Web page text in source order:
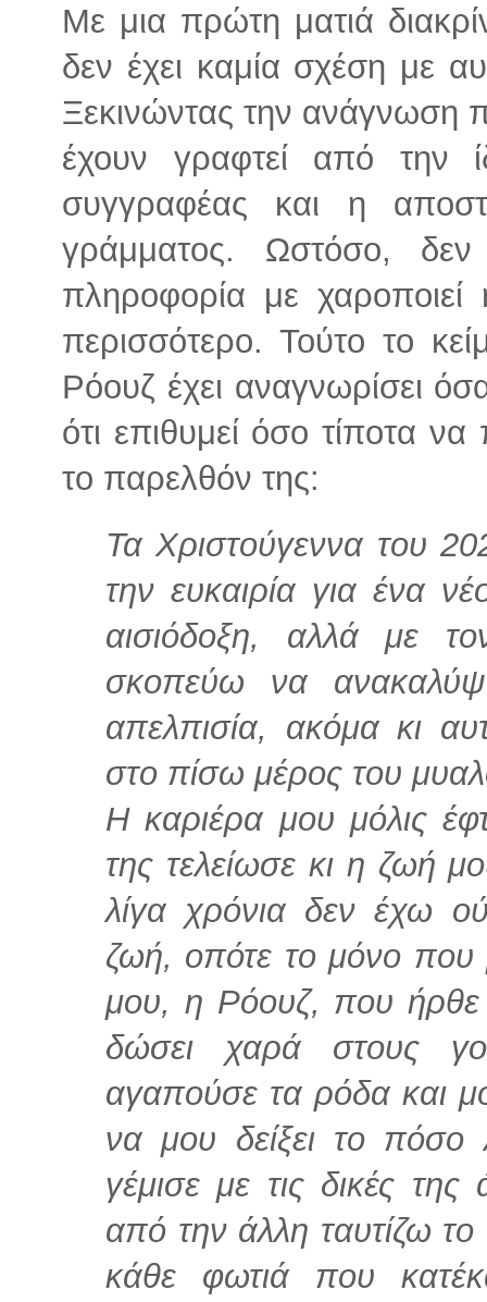
Με μια πρώτη ματιά
δεν έχει καμία σχέση με
Ξεκινώντας την ανάγνωση
έχουν γραφτεί από την
συγγραφέας και η
γράμματος. Ωστόσο,
πληροφορία με
περισσότερο. Τούτο το
Ρόουζ έχει αναγνωρίσει
ότι επιθυμεί όσο τίποτα
το παρελθόν της:
Τα Χριστούγεννα του
την ευκαιρία για ένα
αισιόδοξη, αλλά με
σκοπεύω να
απελπισία, ακόμα κι
στο πίσω μέρος του
Η καριέρα μου μόλις
της τελείωσε κι η ζωή
λίγα χρόνια δεν έχω
ζωή, οπότε το μόνο που
μου, η Ρόουζ, που ήρθε
δώσει χαρά στους
αγαπούσε τα ρόδα και
να μου δείξει το πόσο
γέμισε με τις δικές
από την άλλη ταυτίζω
κάθε φωτιά που